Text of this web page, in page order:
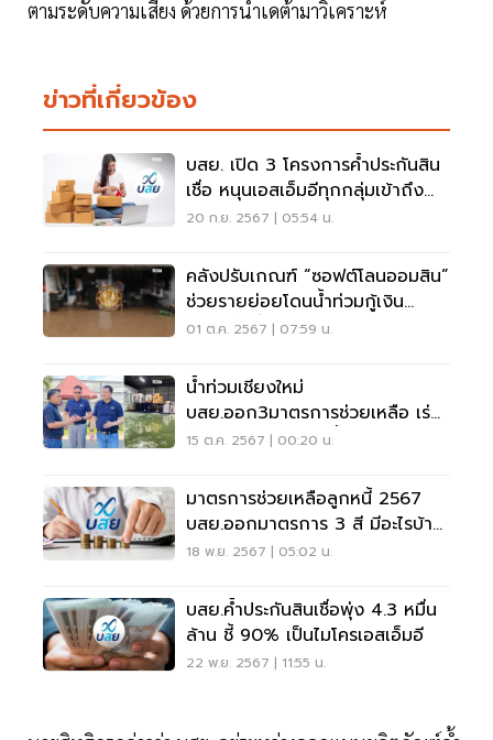
ตามระดับความเสี่ยง ด้วยการนำเดต้ามาวิเคราะห์
ข่าวที่เกี่ยวข้อง
บสย. เปิด 3 โครงการค้ำประกันสิน
เชื่อ หนุนเอสเอ็มอีทุกกลุ่มเข้าถึง
แหล่งทุน
20 ก.ย. 2567 | 05:54 น.
คลังปรับเกณฑ์ “ซอฟต์โลนออมสิน”
ช่วยรายย่อยโดนน้ำท่วมกู้เงิน
ดอกเบี้ยต่ำ
01 ต.ค. 2567 | 07:59 น.
น้ำท่วมเชียงใหม่
บสย.ออก3มาตรการช่วยเหลือ เร่ง
ฟื้นฟู เยียวยา หลังน้ำลด
15 ต.ค. 2567 | 00:20 น.
มาตรการช่วยเหลือลูกหนี้ 2567
บสย.ออกมาตรการ 3 สี มีอะไรบ้าง
คลิกอ่านด่วน
18 พ.ย. 2567 | 05:02 น.
บสย.ค้ำประกันสินเชื่อพุ่ง 4.3 หมื่น
ล้าน ชี้ 90% เป็นไมโครเอสเอ็มอี
22 พ.ย. 2567 | 11:55 น.